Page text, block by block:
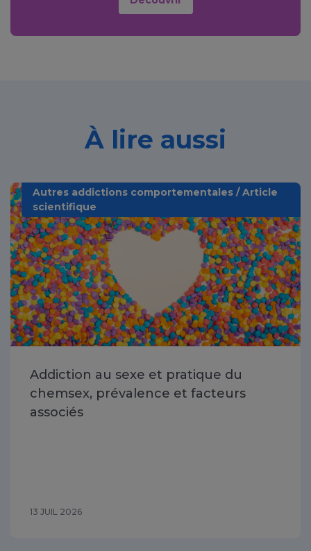
À lire aussi
Autres addictions comportementales / Article
scientifique
Addiction au sexe et pratique du
chemsex, prévalence et facteurs
associés
13 JUIL 2026